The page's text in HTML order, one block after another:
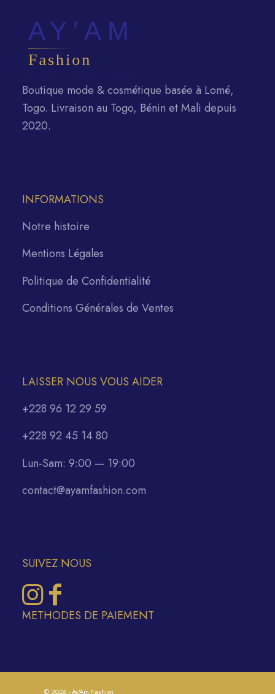
Boutique mode & cosmétique basée à Lomé,
Togo. Livraison au Togo, Bénin et Mali depuis
2020.
INFORMATIONS
Notre histoire
Mentions Légales
Politique de Confidentialité
Conditions Générales de Ventes
LAISSER NOUS VOUS AIDER
+228 96 12 29 59
+228 92 45 14 80
Lun-Sam: 9:00 — 19:00
contact@ayamfashion.com
SUIVEZ NOUS
METHODES DE PAIEMENT
© 2026 - Ay'Am Fashion